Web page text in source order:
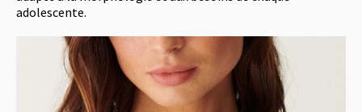
adolescente.